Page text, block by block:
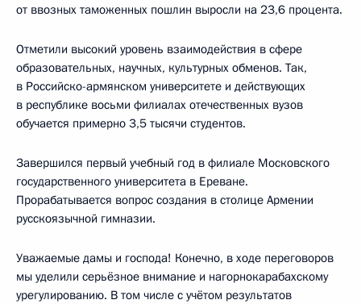
от ввозных таможенных пошлин выросли на 23,6 процента.
Отметили высокий уровень взаимодействия в сфере
образовательных, научных, культурных обменов. Так,
в Российско-армянском университете и действующих
в республике восьми филиалах отечественных вузов
обучается примерно 3,5 тысячи студентов.
Завершился первый учебный год в филиале Московского
государственного университета в Ереване.
Прорабатывается вопрос создания в столице Армении
русскоязычной гимназии.
Уважаемые дамы и господа! Конечно, в ходе переговоров
мы уделили серьёзное внимание и нагорнокарабахскому
урегулированию. В том числе с учётом результатов